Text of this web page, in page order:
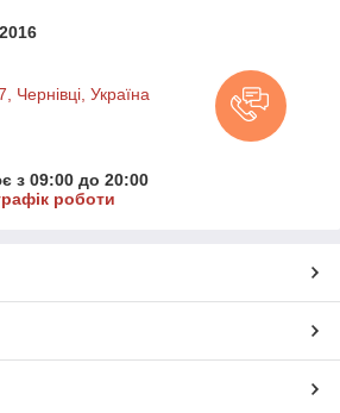
Чернівці, Україна
з 09:00 до 20:00
роботи